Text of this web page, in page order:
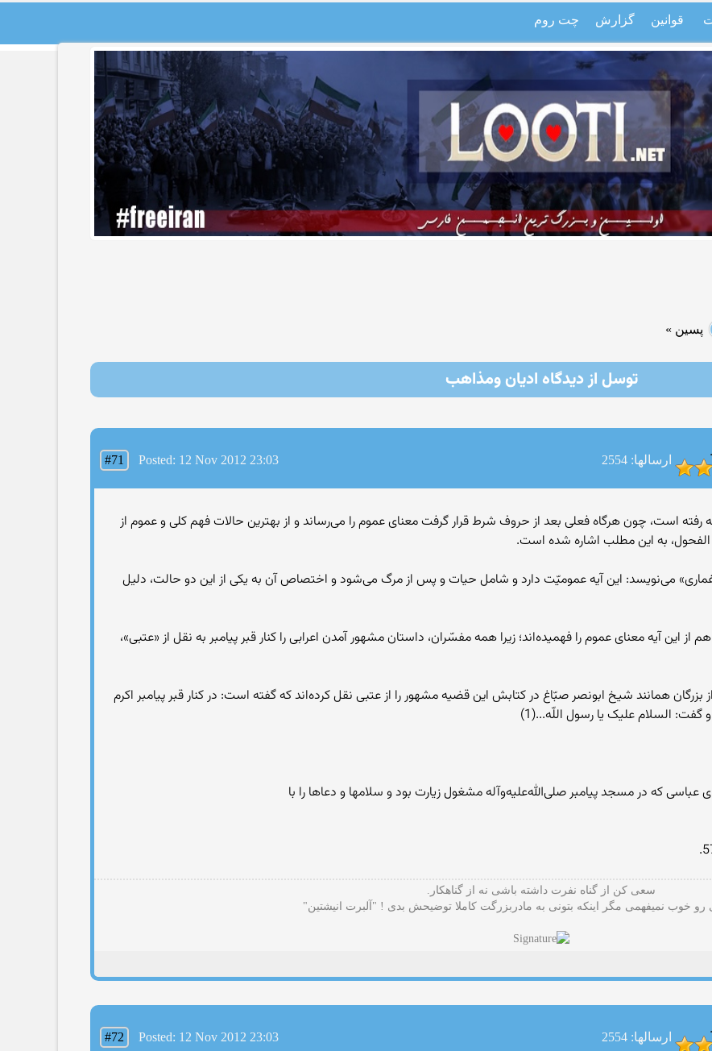
قوانین گزارش چت روم
پسین »
توسل از دیدگاه ادیان ومذاهب
ارسالها: 2554
#71 Posted: 12 Nov 2012 23:03
رفته است، چون هرگاه فعلى بعد از حروف شرط قرار گرفت معناى عموم را مى‌رساند و از بهترين حالات فهم کلى و عموم از
غمارى» مى‌نويسد: اين آيه عموميّت دارد و شامل حيات و پس از مرگ مى‌شود و اختصاص آن به يکى از اين دو حالت، دليل
اين آيه معناى عموم را فهميده‌اند؛ زيرا همه مفسّران، داستان مشهور آمدن اعرابى را کنار قبر پيامبر به نقل از «عتبى»،
همانند شيخ ابونصر صبّاغ در کتابش اين قضيه مشهور را از عتبى نقل کرده‌اند که گفته است: در کنار قبر پيامبر اکرم
گفت: السلام عليک يا رسول اللّه...(1)
عباسى که در مسجد پيامبر صلى‌الله‌عليه‌و‌آله مشغول زيارت بود و سلامها و دعاها را با
سعی کن از گناه نفرت داشته باشی نه از گناهکار.
خوب نمیفهمی مگر اینکه بتونی به مادربزرگت کاملا توضیحش بدی ! "آلبرت انیشتین"
ارسالها: 2554
#72 Posted: 12 Nov 2012 23:03